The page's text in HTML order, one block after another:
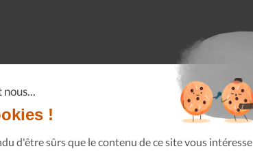
nous...
!
d'être sûrs que le contenu de ce site vous intéresse